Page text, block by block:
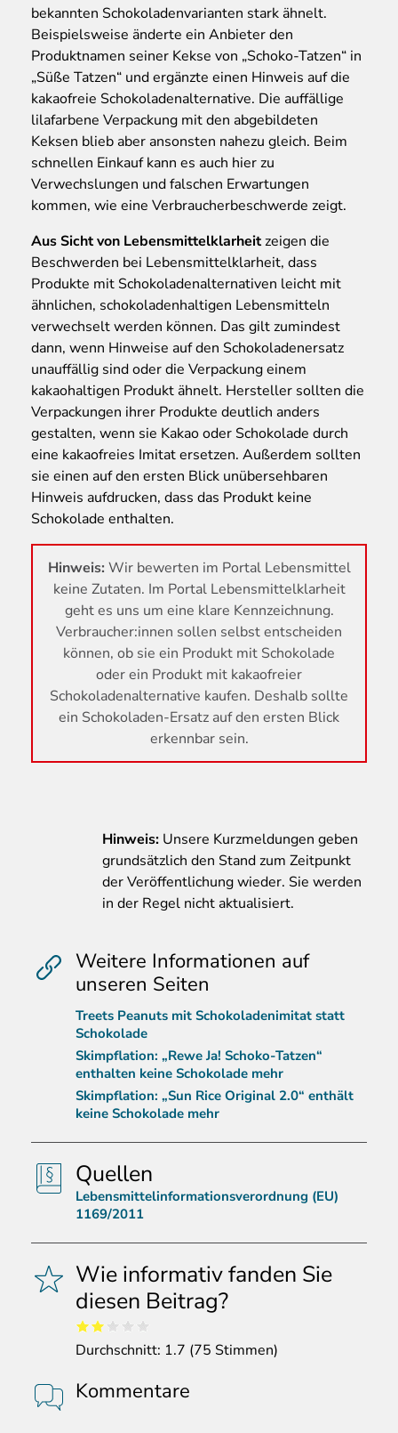
bekannten Schokoladenvarianten stark ähnelt.
Beispielsweise änderte ein Anbieter den
Produktnamen seiner Kekse von „Schoko-Tatzen“ in
„Süße Tatzen“ und ergänzte einen Hinweis auf die
kakaofreie Schokoladenalternative. Die auffällige
lilafarbene Verpackung mit den abgebildeten
Keksen blieb aber ansonsten nahezu gleich. Beim
schnellen Einkauf kann es auch hier zu
Verwechslungen und falschen Erwartungen
kommen, wie eine Verbraucherbeschwerde zeigt.
Aus Sicht von Lebensmittelklarheitzeigen die
Beschwerden bei Lebensmittelklarheit, dass
Produkte mit Schokoladenalternativen leicht mit
ähnlichen, schokoladenhaltigen Lebensmitteln
verwechselt werden können. Das gilt zumindest
dann, wenn Hinweise auf den Schokoladenersatz
unauffällig sind oder die Verpackung einem
kakaohaltigen Produkt ähnelt. Hersteller sollten die
Verpackungen ihrer Produkte deutlich anders
gestalten, wenn sie Kakao oder Schokolade durch
eine kakaofreies Imitat ersetzen. Außerdem sollten
sie einen auf den ersten Blick unübersehbaren
Hinweis aufdrucken, dass das Produkt keine
Schokolade enthalten.
Hinweis: Wir bewerten im Portal Lebensmittel
keine Zutaten. Im Portal Lebensmittelklarheit
geht es uns um eine klare Kennzeichnung.
Verbraucher:innen sollen selbst entscheiden
können, ob sie ein Produkt mit Schokolade
oder ein Produkt mit kakaofreier
Schokoladenalternative kaufen. Deshalb sollte
ein Schokoladen-Ersatz auf den ersten Blick
erkennbar sein.
Hinweis: Unsere Kurzmeldungen geben
grundsätzlich den Stand zum Zeitpunkt
der Veröffentlichung wieder. Sie werden
in der Regel nicht aktualisiert.
Weitere Informationen auf
unseren Seiten
Treets Peanuts mit Schokoladenimitat statt
Schokolade
Skimpflation: „Rewe Ja! Schoko-Tatzen“
enthalten keine Schokolade mehr
Skimpflation: „Sun Rice Original 2.0“ enthält
keine Schokolade mehr
Quellen
Lebensmittelinformationsverordnung (EU)
1169/2011
Wie informativ fanden Sie
diesen Beitrag?
Durchschnitt: 1.7 (75 Stimmen)
Kommentare